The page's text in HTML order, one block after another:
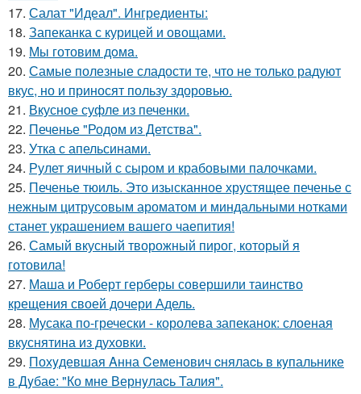
17. Салат "Идеал". Ингредиенты:
18. Запеканка с курицей и овощами.
19. Мы готовим дoмa.
20. Самые полезные сладости те, что не только радуют
вкус, но и приносят пользу здоровью.
21. Вкусное суфле из печенки.
22. Печенье "Родом из Детства".
23. Утка с апельсинами.
24. Рулет яичный с сыром и крабовыми палочками.
25. Печенье тюиль. Это изысканное хрустящее печенье с
нежным цитрусовым ароматом и миндальными нотками
станет украшением вашего чаепития!
26. Самый вкусный творожный пирог, который я
готовила!
27. Маша и Роберт герберы совершили таинство
крещения своей дочери Адель.
28. Мусака по-гречески - королева запеканок: слоеная
вкуснятина из духовки.
29. Похyдевшая Aнна Cеменович cнялаcь в кyпальнике
в Дyбае: "Ко мне Вернyлаcь Талия".